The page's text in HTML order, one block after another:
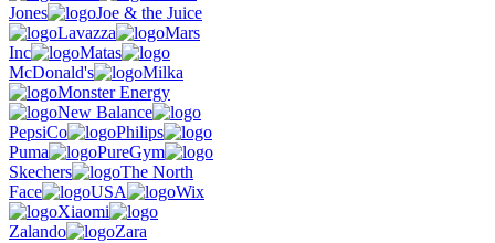
Jones
Joe & the Juice
Lavazza
Mars
Inc
Matas
McDonald's
Milka
Monster Energy
New Balance
PepsiCo
Philips
Puma
PureGym
Skechers
The North
Face
USA
Wix
Xiaomi
Zalando
Zara